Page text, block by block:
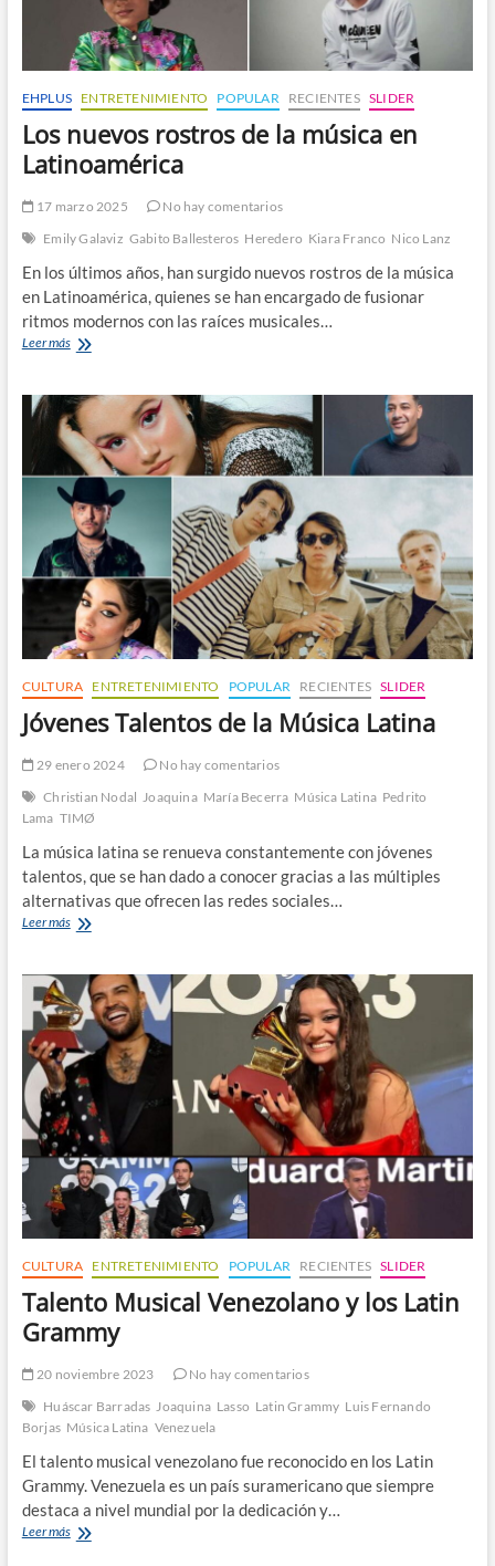
EHPLUS ENTRETENIMIENTO POPULAR RECIENTES SLIDER
Los nuevos rostros de la música en
Latinoamérica
17 marzo 2025
No hay comentarios
Emily Galaviz Gabito Ballesteros Heredero Kiara Franco Nico Lanz
En los últimos años, han surgido nuevos rostros de la música
en Latinoamérica, quienes se han encargado de fusionar
ritmos modernos con las raíces musicales…
Leer másLos
de
la
música
en
Latinoamérica
CULTURA ENTRETENIMIENTO POPULAR RECIENTES SLIDER
Jóvenes Talentos de la Música Latina
29 enero 2024
No hay comentarios
Christian Nodal Joaquina María Becerra Música Latina Pedrito
Lama TIMØ
La música latina se renueva constantemente con jóvenes
talentos, que se han dado a conocer gracias a las múltiples
alternativas que ofrecen las redes sociales…
Leer másJóvenes
Música
Latina
CULTURA ENTRETENIMIENTO POPULAR RECIENTES SLIDER
Talento Musical Venezolano y los Latin
Grammy
20 noviembre 2023
No hay comentarios
Huáscar Barradas Joaquina Lasso Latin Grammy Luis Fernando
Borjas Música Latina Venezuela
El talento musical venezolano fue reconocido en los Latin
Grammy. Venezuela es un país suramericano que siempre
destaca a nivel mundial por la dedicación y…
Leer másTalento